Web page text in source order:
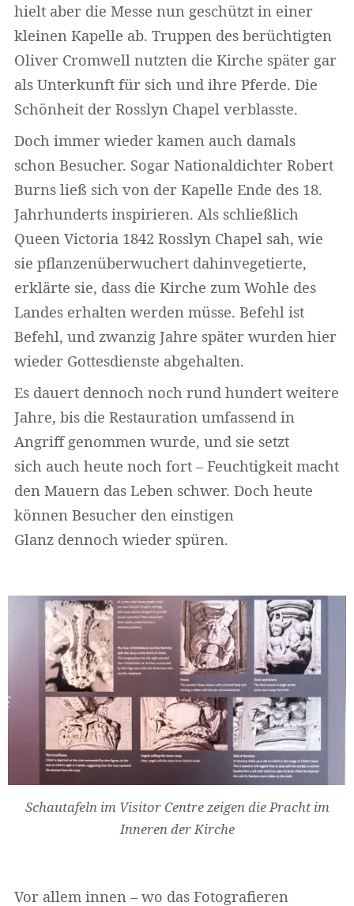
hielt aber die Messe nun geschützt in einer
kleinen Kapelle ab. Truppen des berüchtigten
Oliver Cromwell nutzten die Kirche später gar
als Unterkunft für sich und ihre Pferde. Die
Schönheit der Rosslyn Chapel verblasste.
Doch immer wieder kamen auch damals
schon Besucher. Sogar Nationaldichter Robert
Burns ließ sich von der Kapelle Ende des 18.
Jahrhunderts inspirieren. Als schließlich
Queen Victoria 1842 Rosslyn Chapel sah, wie
sie pflanzenüberwuchert dahinvegetierte,
erklärte sie, dass die Kirche zum Wohle des
Landes erhalten werden müsse. Befehl ist
Befehl, und zwanzig Jahre später wurden hier
wieder Gottesdienste abgehalten.
Es dauert dennoch noch rund hundert weitere
Jahre, bis die Restauration umfassend in
Angriff genommen wurde, und sie setzt
sich auch heute noch fort – Feuchtigkeit macht
den Mauern das Leben schwer. Doch heute
können Besucher den einstigen
Glanz dennoch wieder spüren.
Schautafeln im Visitor Centre zeigen die Pracht im
Inneren der Kirche
Vor allem innen – wo das Fotografieren